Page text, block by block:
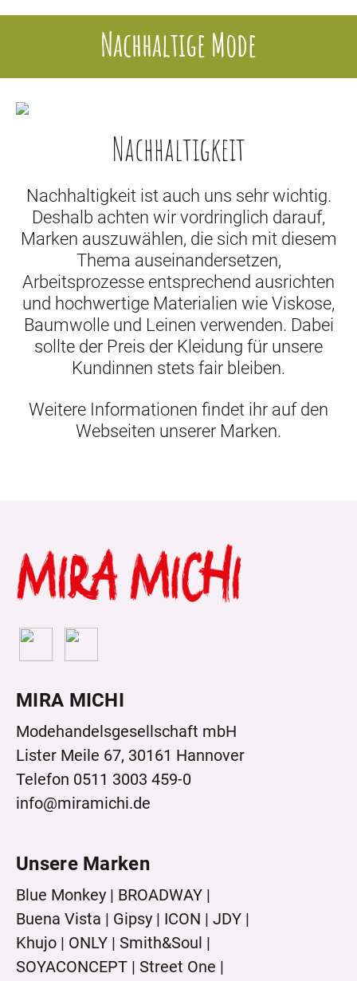
Nachhaltige Mode
Nachhaltigkeit
Nachhaltigkeit ist auch uns sehr wichtig.
Deshalb achten wir vordringlich darauf,
Marken auszuwählen, die sich mit diesem
Thema auseinandersetzen,
Arbeitsprozesse entsprechend ausrichten
und hochwertige Materialien wie Viskose,
Baumwolle und Leinen verwenden. Dabei
sollte der Preis der Kleidung für unsere
Kundinnen stets fair bleiben.
Weitere Informationen findet ihr auf den
Webseiten unserer Marken.
MIRA MICHI
Modehandelsgesellschaft mbH
Lister Meile 67, 30161 Hannover
Telefon 0511 3003 459-0
info@miramichi.de
Unsere Marken
Blue Monkey | BROADWAY |
Buena Vista | Gipsy | ICON | JDY |
Khujo | ONLY | Smith&Soul |
SOYACONCEPT | Street One |